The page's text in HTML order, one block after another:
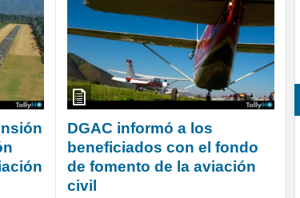
DGAC informó a los
beneficiados con el fondo
de fomento de la aviación
civil